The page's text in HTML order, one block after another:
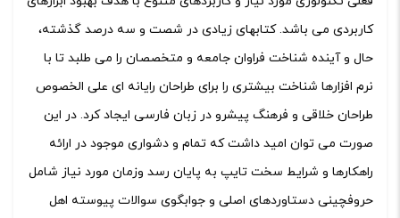
کاربردی می باشد. کتابهای زیادی در شصت و سه درصد گذشته،
حال و آینده شناخت فراوان جامعه و متخصصان را می طلبد تا با
نرم افزارها شناخت بیشتری را برای طراحان رایانه ای علی الخصوص
طراحان خلاقی و فرهنگ پیشرو در زبان فارسی ایجاد کرد. در این
صورت می توان امید داشت که تمام و دشواری موجود در ارائه
راهکارها و شرایط سخت تایپ به پایان رسد وزمان مورد نیاز شامل
حروفچینی دستاوردهای اصلی و جوابگوی سوالات پیوسته اهل